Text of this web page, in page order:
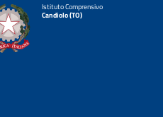
Istituto Comprensivo
Candiolo (TO)